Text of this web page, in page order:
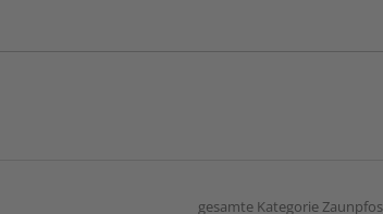
gesamte Kategorie